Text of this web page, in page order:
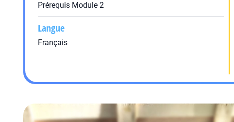
Prérequis Module 2
Langue
Français